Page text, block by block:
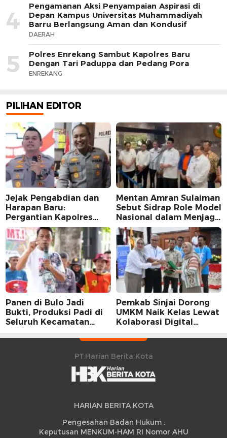
4
Pengamanan Aksi Penyampaian Aspirasi di
Depan Kampus Universitas Muhammadiyah
Barru Berlangsung Aman dan Kondusif
DAERAH
5
Polres Enrekang Sambut Kapolres Baru
Dengan Tari Paduppa dan Pedang Pora
ENREKANG
PILIHAN EDITOR
Jejak Pengabdian dan
Harapan Baru:
Pergantian Kapolres
Sidrap dalam Perspektif
Karier Dua Perwira
Mentan Amran Sulaiman
Sebut Sidrap Role Model
Nasional dalam Menjaga
Stabilitas Harga Telur
Panen di Bulo Jadi
Bukti, Produksi Padi di
Seluruh Kecamatan
Peningkatan
Pemkab Sinjai Dorong
UMKM Naik Kelas Lewat
Kolaborasi Digital
PT.Harian Berita Kota
HARIAN BERITA KOTA
Pengesahan Badan Hukum :
Keputusan MENKUM-HAM RI Nomor AHU